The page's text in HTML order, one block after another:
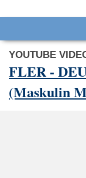
YOUTUBE
FLER -
(Maskulin